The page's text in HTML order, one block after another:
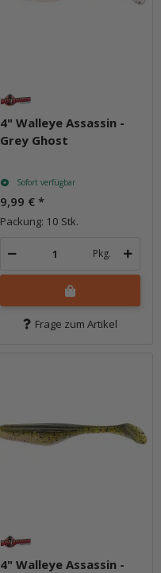
4" Walleye Assassin -
Grey Ghost
Sofort verfügbar
9,99 € *
Packung: 10 Stk.
Pkg.
Frage zum Artikel
4" Walleye Assassin -